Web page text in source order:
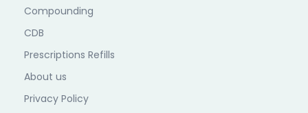
Compounding
CDB
Prescriptions Refills
About us
Privacy Policy